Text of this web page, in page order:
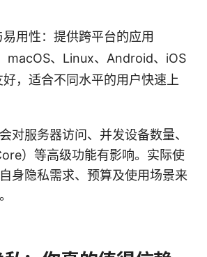
用性：提供跨平台的应用
macOS、Linux、Android、iOS
，适合不同水平的用户快速上
对服务器访问、并发设备数量、
）等高级功能有影响。实际使
身隐私需求、预算及使用场景来